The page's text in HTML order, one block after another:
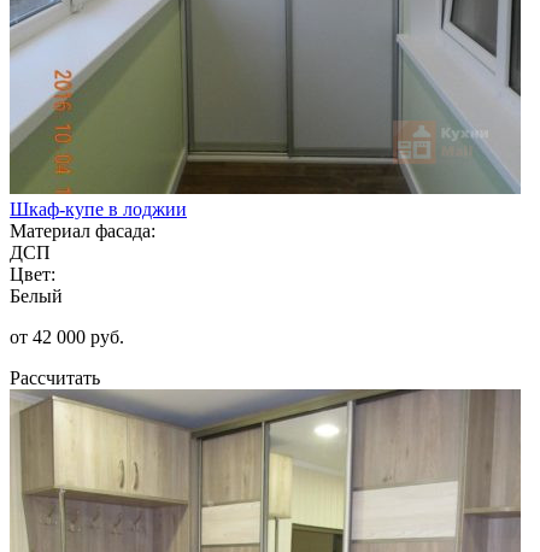
Шкаф-купе в лоджии
Материал фасада:
ДСП
Цвет:
Белый
от 42 000 руб.
Рассчитать